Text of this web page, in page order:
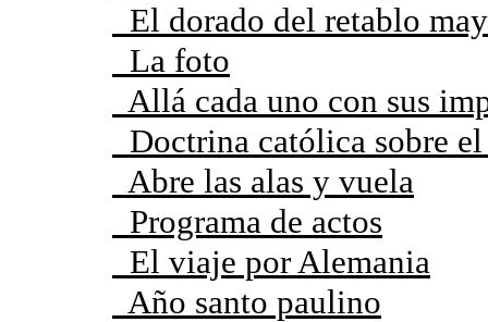
El dorado del retablo
La foto
Allá cada uno con sus
Doctrina católica sobre
Abre las alas y vuela
Programa de actos
El viaje por Alemania
Año santo paulino